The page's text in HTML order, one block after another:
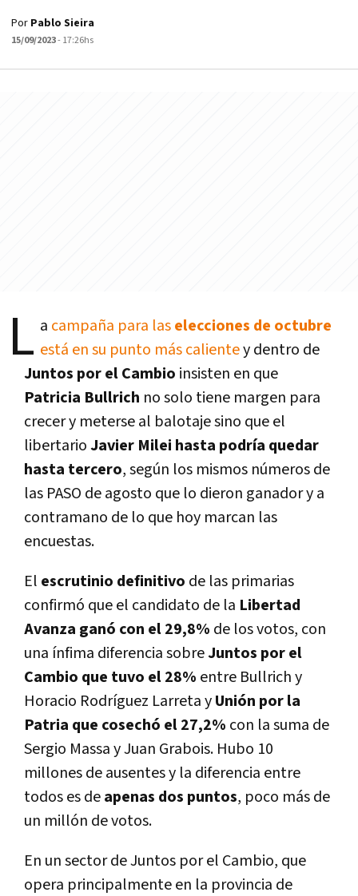
Por Pablo Sieira
15/09/2023- 17:26hs
L a campaña para laselecciones de octubre
está en su punto más calientey dentro de
Juntos por el Cambio insisten en que
Patricia Bullrich no solo tiene margen para
crecer y meterse al balotaje sino que el
libertarioJavier Milei hasta podría quedar
hasta tercero, según los mismos números de
las PASO de agosto que lo dieron ganador y a
contramano de lo que hoy marcan las
encuestas.
El escrutinio definitivo de las primarias
confirmó que el candidato de la Libertad
Avanza ganó con el 29,8% de los votos, con
una ínfima diferencia sobreJuntos por el
Cambio que tuvo el 28% entre Bullrich y
Horacio Rodríguez Larreta yUnión por la
Patria que cosechó el 27,2% con la suma de
Sergio Massa y Juan Grabois. Hubo 10
millones de ausentes y la diferencia entre
todos es deapenas dos puntos, poco más de
un millón de votos.
En un sector de Juntos por el Cambio, que
opera principalmente en la provincia de